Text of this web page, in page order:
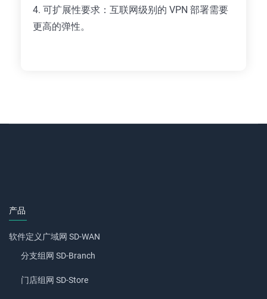
4. 可扩展性要求：互联网级别的 VPN 部署需要
更高的弹性。
产品
软件定义广域网 SD-WAN
分支组网 SD-Branch
门店组网 SD-Store